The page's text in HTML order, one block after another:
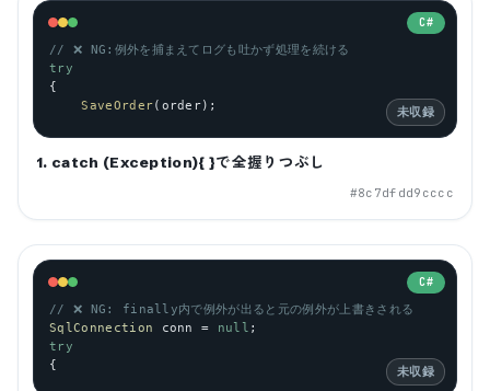
C#
// ❌ NG:例外を捕まえてログも吐かず処理を続ける
try
{
SaveOrder( order); 未収録
1. catch (Exception){ }で全握りつぶし
#8c7dfdd9cccc
C#
// ❌ NG: finally内で例外が出ると元の例外が上書きされる
SqlConnection
conn = null ;
try
{
未収録